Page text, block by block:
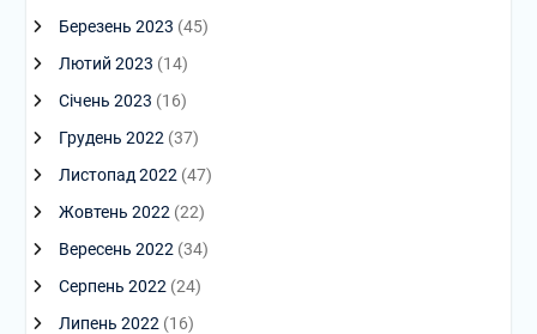
Березень 2023 (45)
Лютий 2023 (14)
Січень 2023 (16)
Грудень 2022 (37)
Листопад 2022 (47)
Жовтень 2022 (22)
Вересень 2022 (34)
Серпень 2022 (24)
Липень 2022 (16)